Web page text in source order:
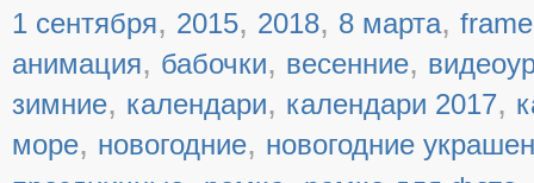
1 сентября, 2015, 2018, 8 марта, frame
анимация, бабочки, весенние,
зимние, календари, календари 2017,
море, новогодние, новогодние